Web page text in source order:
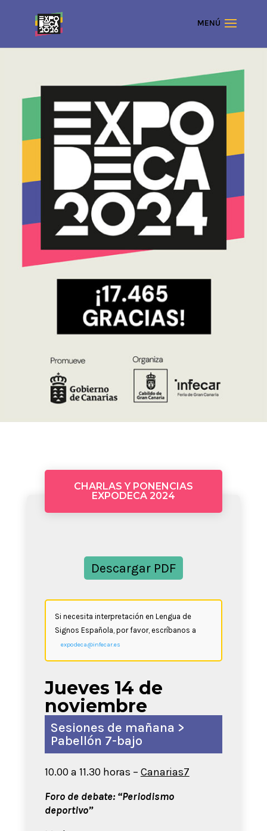
CHARLAS Y PONENCIAS
EXPODECA 2024
Descargar PDF
Si necesita interpretación en Lengua de
Signos Española, por favor, escríbanos a
expodeca@infecar.es
Jueves 14 de
noviembre
Sesiones de mañana >
Pabellón 7-bajo
10.00 a 11.30 horas – Canarias7
Foro de debate: “Periodismo
deportivo”